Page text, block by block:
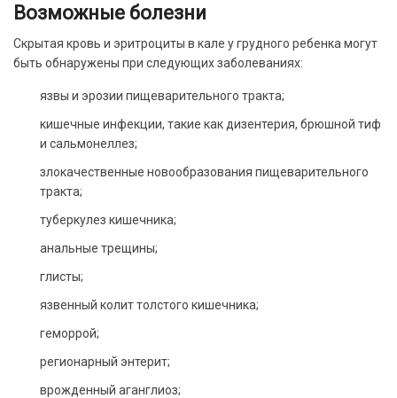
Возможные болезни
Скрытая кровь и эритроциты в кале у грудного ребенка могут
быть обнаружены при следующих заболеваниях:
язвы и эрозии пищеварительного тракта;
кишечные инфекции, такие как дизентерия, брюшной тиф
и сальмонеллез;
злокачественные новообразования пищеварительного
тракта;
туберкулез кишечника;
анальные трещины;
глисты;
язвенный колит толстого кишечника;
геморрой;
регионарный энтерит;
врожденный аганглиоз;